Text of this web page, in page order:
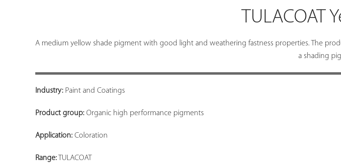
TULACOAT
A medium yellow shade pigment with good light and weathering fastness properties. The
a shading
Industry: Paint and Coatings
Product group: Organic high performance pigments
Application: Coloration
Range: TULACOAT